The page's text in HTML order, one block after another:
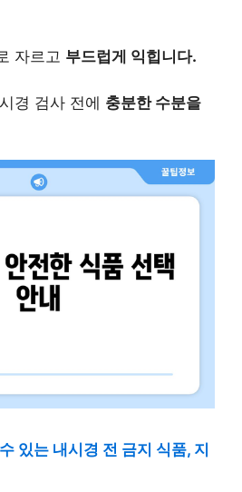
자르고 부드럽게 익힙니다.
경 검사 전에 충분한 수분을
있는 내시경 전 금지 식품, 지